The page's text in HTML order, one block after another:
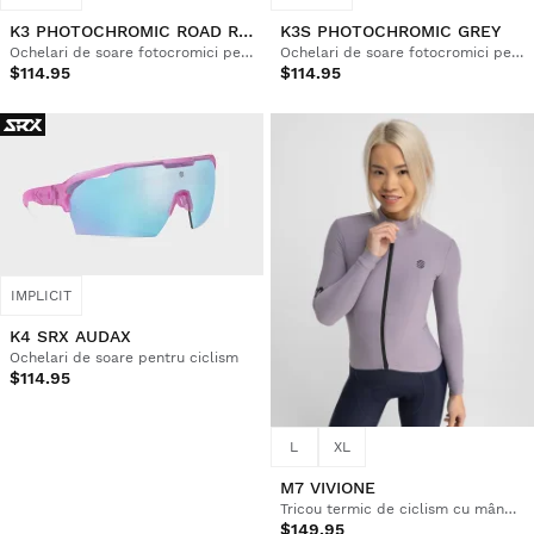
K3 PHOTOCHROMIC ROAD RACE
Ochelari de soare fotocromici pentru ciclism
$114.95
K3S PHOTOCHROMIC GREY
Ochelari de soare fotocromici pentru ciclism
$114.95
IMPLICIT
K4 SRX AUDAX
Ochelari de soare pentru ciclism
$114.95
L XL
M7 VIVIONE
Tricou termic de ciclism cu mânecă lungă pentru femei
$149.95